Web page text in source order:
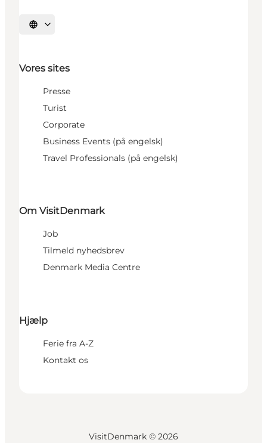
Vælg sprog
Vores sites
Presse
Turist
Corporate
Business Events (på engelsk)
Travel Professionals (på engelsk)
Om VisitDenmark
Job
Tilmeld nyhedsbrev
Denmark Media Centre
Hjælp
Ferie fra A-Z
Kontakt os
VisitDenmark © 2026